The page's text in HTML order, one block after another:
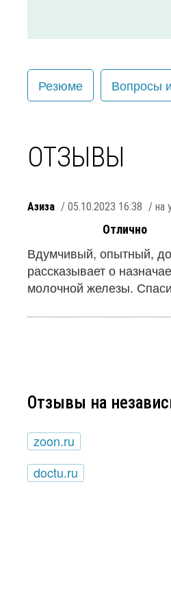
Резюме Вопросы
ОТЗЫВЫ
Азиза / 05.10.2023 16:38 / на
Отлично
Вдумчивый, опытный,
рассказывает о
молочной железы.
Отзывы на
zoon.ru
doctu.ru